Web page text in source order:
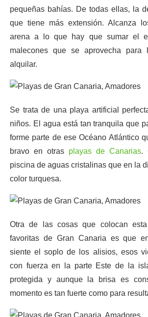
pequeñas bahías. De todas ellas, la
que tiene más extensión. Alcanza
arena a lo que hay que sumar el
malecones que se aprovecha para
alquilar.
Se trata de una playa artificial
niños. El agua está tan tranquila que
forme parte de ese Océano Atlántico
bravo en otras playas de Canarias.
piscina de aguas cristalinas que en la
color turquesa.
Otra de las cosas que colocan
favoritas de Gran Canaria es que
siente el soplo de los alisios, esos
con fuerza en la parte Este de la
protegida y aunque la brisa es
momento es tan fuerte como para